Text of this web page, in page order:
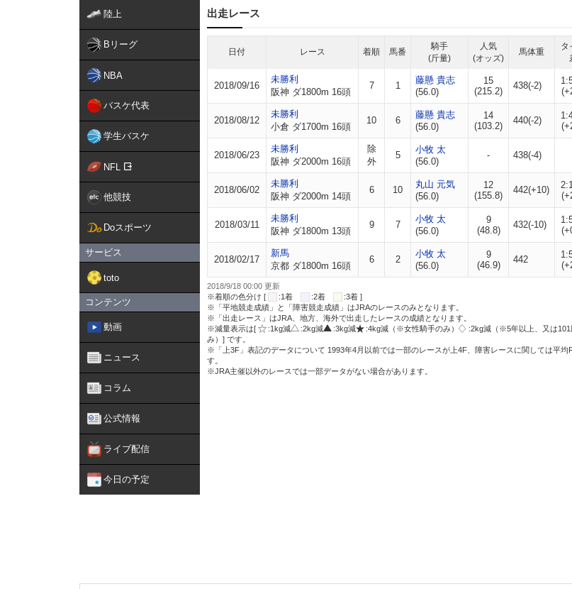
陸上
Bリーグ
NBA
バスケ代表
学生バスケ
NFL
他競技
Doスポーツ
サービス
toto
コンテンツ
動画
ニュース
コラム
公式情報
ライブ配信
今日の予定
出走レース
日付 レース 着順 馬番
騎手
(斤量)
人気
(オッズ)
馬体重
タ
2018/09/16
未勝利
阪神 ダ1800m 16頭
7 1
藤懸 貴志
(56.0)
15
(215.2)
438(-2)
2018/08/12
未勝利
小倉 ダ1700m 16頭
10 6
藤懸 貴志
(56.0)
14
(103.2)
440(-2)
2018/06/23
未勝利
阪神 ダ2000m 16頭
除
外
5
小牧 太
(56.0)
- 438(-4)
2018/06/02
未勝利
阪神 ダ2000m 14頭
6 10
丸山 元気
(56.0)
12
(155.8)
442(+10)
2018/03/11
未勝利
阪神 ダ1800m 13頭
9 7
小牧 太
(56.0)
9
(48.8)
432(-10)
2018/02/17
新馬
京都 ダ1800m 16頭
6 2
小牧 太
(56.0)
9
(46.9)
442
2018/9/18 00:00 更新
※着順の色分け [
:1着 :2着
:3着 ]
※「平地競走成績」と「障害競走成績」はJRAのレースのみとなります。
※「出走レース」はJRA、地方、海外で出走したレースの成績となります。
※減量表示は[
:1kg減 :2kg減 :3kg減 :4kg減（※女性騎手のみ）
:2kg減（※5年以上、又は
み）] です。
※「上3F」表記のデータについて 1993年4月以前では一部のレースが上4F、障害レースに関しては平均
す。
※JRA主催以外のレースでは一部データがない場合があります。